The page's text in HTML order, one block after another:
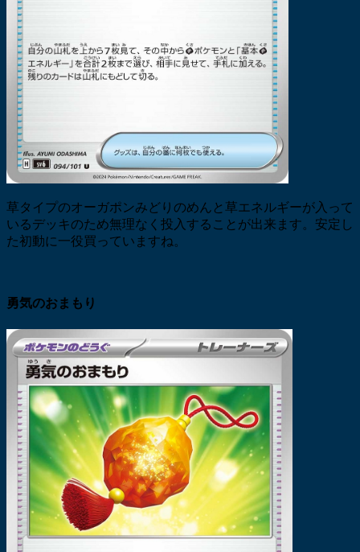
草タイプのオーガポンみどりのめんと草エネルギーが入って
いるデッキのため無理なく投入することが出来ます。安定し
た初動に一役買っていますね。
勇気のおまもり